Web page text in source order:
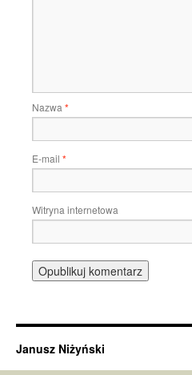
Nazwa *
E-mail *
Witryna internetowa
Janusz Niżyński